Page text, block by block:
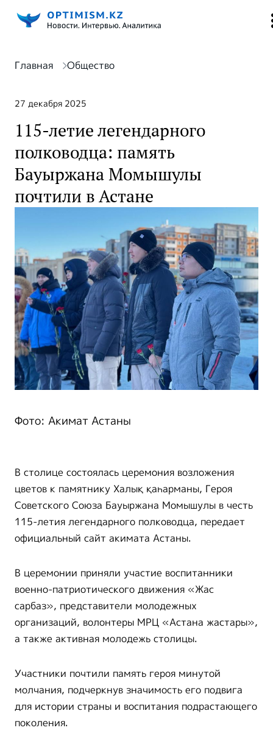
Главная Общество
27 декабря 2025
115-летие легендарного
полководца: память
Бауыржана Момышулы
почтили в Астане
Фото: Акимат Астаны
В столице состоялась церемония возложения
цветов к памятнику Халық қаһарманы, Героя
Советского Союза Бауыржана Момышулы в честь
115-летия легендарного полководца, передает
официальный сайт акимата Астаны.
В церемонии приняли участие воспитанники
военно-патриотического движения «Жас
сарбаз», представители молодежных
организаций, волонтеры МРЦ «Астана жастары»,
а также активная молодежь столицы.
Участники почтили память героя минутой
молчания, подчеркнув значимость его подвига
для истории страны и воспитания подрастающего
поколения.